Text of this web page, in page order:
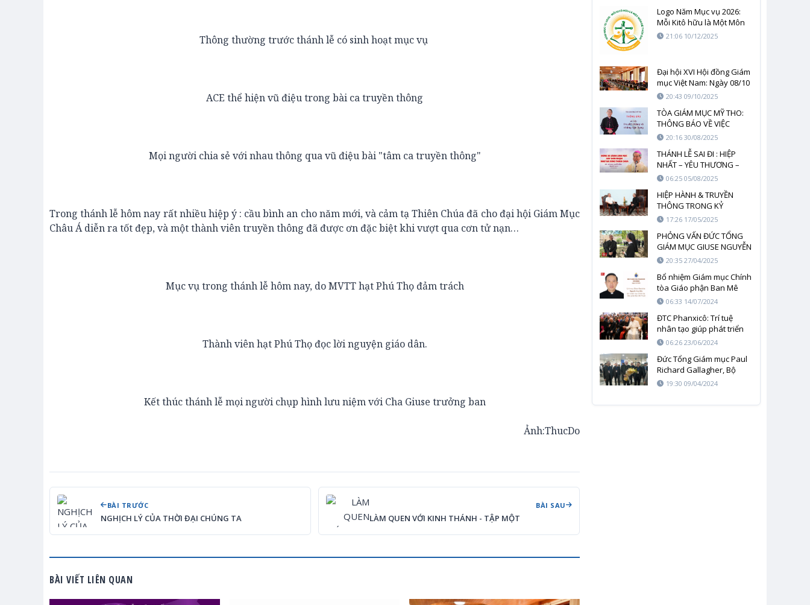
Thông thường trước thánh lễ có sinh hoạt mục vụ
ACE thể hiện vũ điệu trong bài ca truyền thông
Mọi người chia sẻ với nhau thông qua vũ điệu bài "tâm ca truyền thông"
Trong thánh lễ hôm nay rất nhiều hiệp ý : cầu bình an cho năm mới, và cảm tạ Thiên Chúa đã cho đại hội Giám Mục
Châu Á diễn ra tốt đẹp, và một thành viên truyền thông đã được ơn đặc biệt khi vượt qua cơn tử nạn…
Mục vụ trong thánh lễ hôm nay, do MVTT hạt Phú Thọ đảm trách
Thành viên hạt Phú Thọ đọc lời nguyện giáo dân.
Kết thúc thánh lễ mọi người chụp hình lưu niệm với Cha Giuse trưởng ban
Ảnh:ThucDo
BÀI TRƯỚC
NGHỊCH LÝ CỦA THỜI ĐẠI CHÚNG TA
BÀI SAU
LÀM QUEN VỚI KINH THÁNH - TẬP MỘT
BÀI VIẾT LIÊN QUAN
Logo Năm Mục vụ 2026:
Mỗi Kitô hữu là Một Môn
đệ Thừa sai: “Anh em là
21:06 10/12/2025
Đại hội XVI Hội đồng Giám
mục Việt Nam: Ngày 08/10
20:43 09/10/2025
TÒA GIÁM MỤC MỸ THO:
THÔNG BÁO VỀ VIỆC
TRUYỀN THÔNG VÀ
20:16 30/08/2025
THÁNH LỄ SAI ĐI : HIỆP
NHẤT – YÊU THƯƠNG –
PHỤC VỤ
06:25 05/08/2025
HIỆP HÀNH & TRUYỀN
THÔNG TRONG KỶ
NGUYÊN AI
17:26 17/05/2025
PHỎNG VẤN ĐỨC TỔNG
GIÁM MỤC GIUSE NGUYỄN
NĂNG SAU LỄ TANG ĐỨC
20:35 27/04/2025
Bổ nhiệm Giám mục Chính
tòa Giáo phận Ban Mê
Thuột
06:33 14/07/2024
ĐTC Phanxicô: Trí tuệ
nhân tạo giúp phát triển
toàn diện con người hay
chấp nguy hiểm?
06:26 23/06/2024
Đức Tổng Giám mục Paul
Richard Gallagher, Bộ
trưởng Ngoại giao Tòa
19:30 09/04/2024